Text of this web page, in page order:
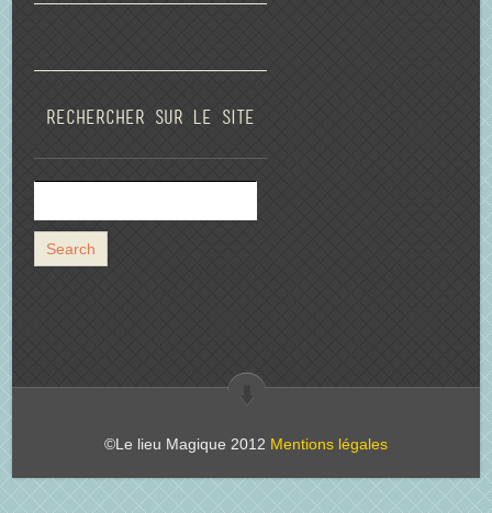
Rechercher sur le site
©Le lieu Magique 2012 Mentions légales